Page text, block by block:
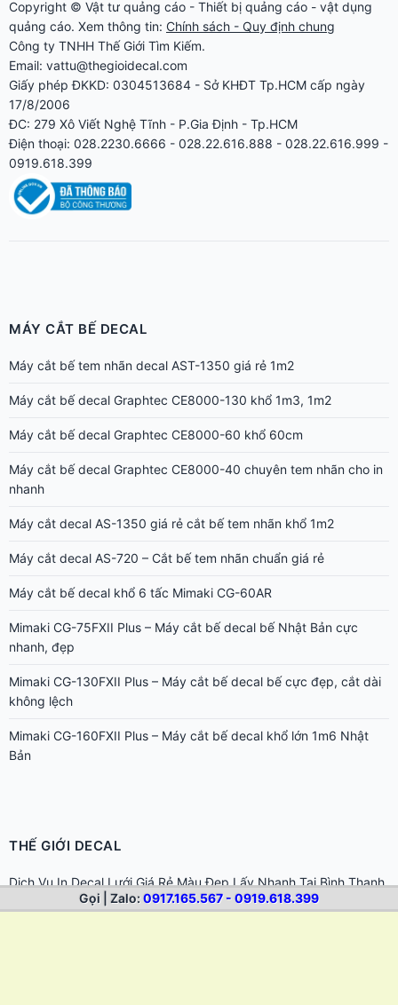
Copyright © Vật tư quảng cáo - Thiết bị quảng cáo - vật dụng
quảng cáo. Xem thông tin: Chính sách - Quy định chung
Công ty TNHH Thế Giới Tìm Kiếm.
Email: vattu@thegioidecal.com
Giấy phép ĐKKD: 0304513684 - Sở KHĐT Tp.HCM cấp ngày
17/8/2006
ĐC: 279 Xô Viết Nghệ Tĩnh - P.Gia Định - Tp.HCM
Điện thoại: 028.2230.6666 - 028.22.616.888 - 028.22.616.999 -
0919.618.399
Gọi | Zalo:0917.165.567 - 0919.618.399
MÁY CẮT BẾ DECAL
Máy cắt bế tem nhãn decal AST-1350 giá rẻ 1m2
Máy cắt bế decal Graphtec CE8000-130 khổ 1m3, 1m2
Máy cắt bế decal Graphtec CE8000-60 khổ 60cm
Máy cắt bế decal Graphtec CE8000-40 chuyên tem nhãn cho in
nhanh
Máy cắt decal AS-1350 giá rẻ cắt bế tem nhãn khổ 1m2
Máy cắt decal AS-720 – Cắt bế tem nhãn chuẩn giá rẻ
Máy cắt bế decal khổ 6 tấc Mimaki CG-60AR
Mimaki CG-75FXII Plus – Máy cắt bế decal bế Nhật Bản cực
nhanh, đẹp
Mimaki CG-130FXII Plus – Máy cắt bế decal bế cực đẹp, cắt dài
không lệch
Mimaki CG-160FXII Plus – Máy cắt bế decal khổ lớn 1m6 Nhật
Bản
THẾ GIỚI DECAL
Dịch Vụ In Decal Lưới Giá Rẻ Màu Đẹp Lấy Nhanh Tại Bình Thạnh